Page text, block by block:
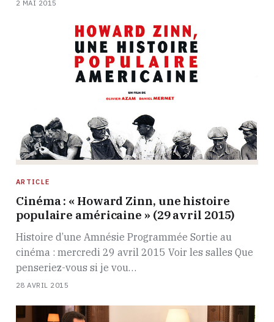
2 MAI 2015
ARTICLE
Cinéma : « Howard Zinn, une histoire
populaire américaine » (29 avril 2015)
Histoire d’une Amnésie Programmée Sortie au
cinéma : mercredi 29 avril 2015 Voir les salles Que
penseriez-vous si je vou…
28 AVRIL 2015